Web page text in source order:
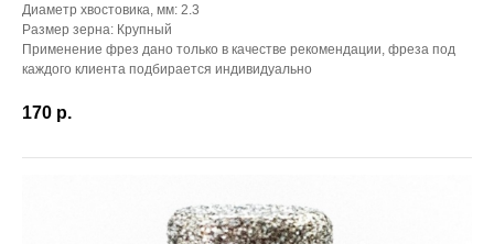
Диаметр хвостовика, мм: 2.3
Размер зерна: Крупный
Применение фрез дано только в качестве рекомендации, фреза под
каждого клиента подбирается индивидуально
170 р.